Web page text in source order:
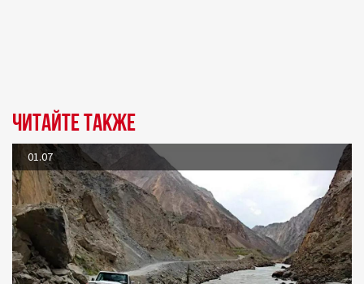
Читайте также
01.07